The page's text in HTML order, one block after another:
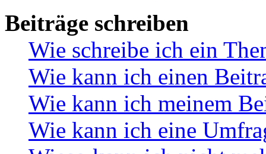
Beiträge schreiben
Wie schreibe ich ein
Wie kann ich einen
Wie kann ich meinem
Wie kann ich eine